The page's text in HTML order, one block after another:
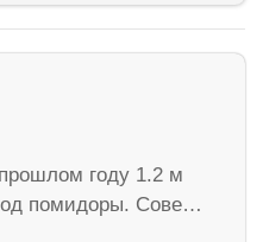
году 1.2 м
помидоры. Сове…